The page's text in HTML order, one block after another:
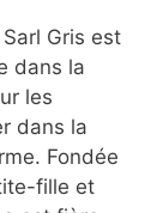
Gris est
dans la
les
dans la
Fondée
fille et